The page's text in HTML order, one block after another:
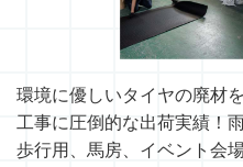
環境に優しいタイヤの廃材
工事に圧倒的な出荷実績！
歩行用、馬房、イベント会